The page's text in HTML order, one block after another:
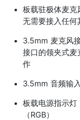
板载驻极体麦克
无需要接入任何
3.5mm 麦克风
接口的领夹式麦
作
3.5mm 音频输
板载电源指示灯
（RGB）